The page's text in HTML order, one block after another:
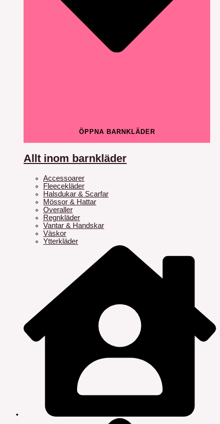
ÖPPNA BARNKLÄDER
Allt inom barnkläder
Accessoarer
Fleecekläder
Halsdukar & Scarfar
Mössor & Hattar
Overaller
Regnkläder
Vantar & Handskar
Väskor
Ytterkläder